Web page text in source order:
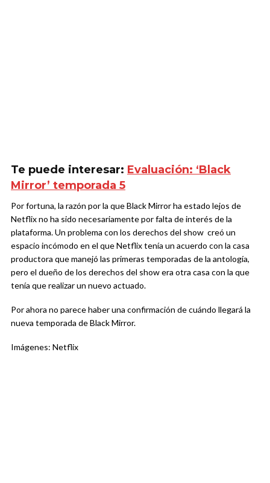
Te puede interesar: Evaluación: ‘Black
Mirror’ temporada 5
Por fortuna, la razón por la que Black Mirror ha estado lejos de
Netflix no ha sido necesariamente por falta de interés de la
plataforma. Un problema con los derechos del show creó un
espacio incómodo en el que Netflix tenía un acuerdo con la casa
productora que manejó las primeras temporadas de la antología,
pero el dueño de los derechos del show era otra casa con la que
tenía que realizar un nuevo actuado.
Por ahora no parece haber una confirmación de cuándo llegará la
nueva temporada de Black Mirror.
Imágenes: Netflix